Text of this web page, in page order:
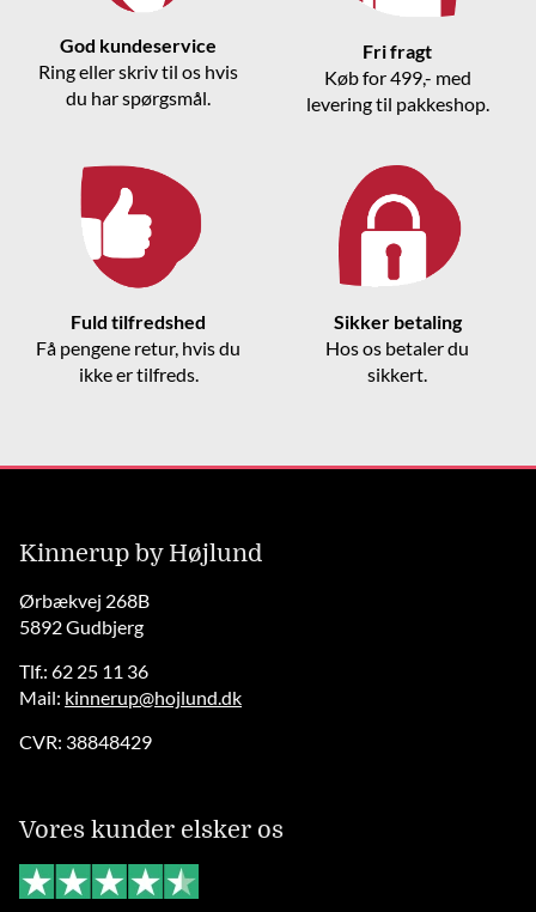
God kundeservice
Ring eller skriv til os hvis
du har spørgsmål.
Fri fragt
Køb for 499,- med
levering til pakkeshop.
Fuld tilfredshed
Få pengene retur, hvis du
ikke er tilfreds.
Sikker betaling
Hos os betaler du
sikkert.
Kinnerup by Højlund
Ørbækvej 268B
5892 Gudbjerg
Tlf.: 62 25 11 36
Mail: kinnerup@hojlund.dk
CVR: 38848429
Vores kunder elsker os